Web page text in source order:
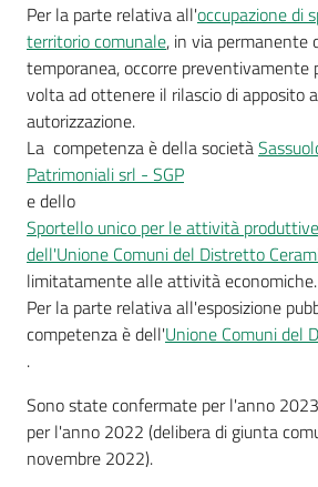
A
l
l
e
r
t
a
m
e
t
e
V
Per la parte relativa all'occupazione di
territorio comunale, in via permanente
temporanea, occorre preventivamente
volta ad ottenere il rilascio di apposito
autorizzazione.
La competenza è della società
Patrimoniali srl - SGP
e dello
Sportello unico per le attività
dell'Unione Comuni del Distretto
limitatamente alle attività economiche.
Per la parte relativa all'esposizione
competenza è dell'Unione Comuni del
.
Sono state confermate per l'anno
per l'anno 2022 (delibera di giunta
novembre 2022).